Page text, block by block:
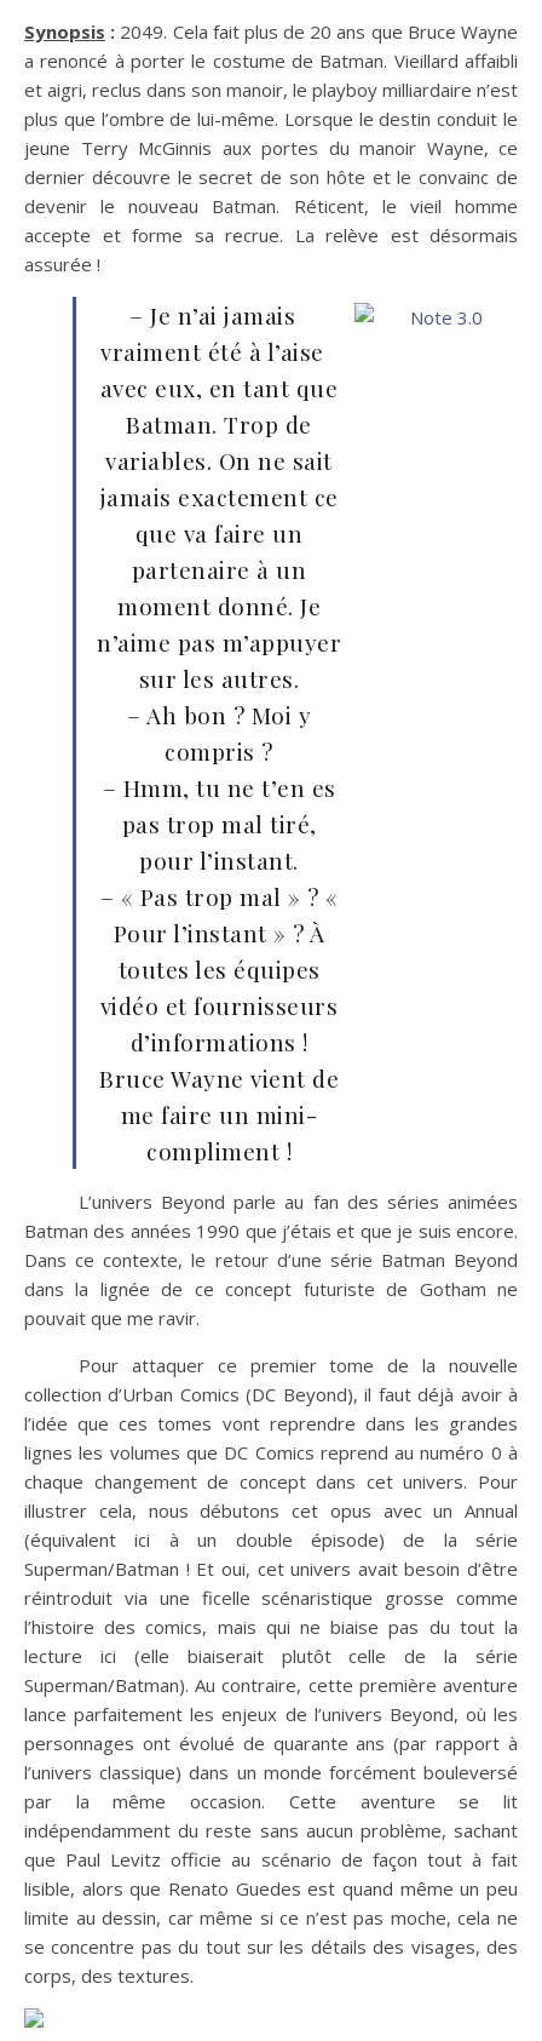
Synopsis : 2049. Cela fait plus de 20 ans que Bruce Wayne
a renoncé à porter le costume de Batman. Vieillard affaibli
et aigri, reclus dans son manoir, le playboy milliardaire n’est
plus que l’ombre de lui-même. Lorsque le destin conduit le
jeune Terry McGinnis aux portes du manoir Wayne, ce
dernier découvre le secret de son hôte et le convainc de
devenir le nouveau Batman. Réticent, le vieil homme
accepte et forme sa recrue. La relève est désormais
assurée !
– Je n’ai jamais
vraiment été à l’aise
avec eux, en tant que
Batman. Trop de
variables. On ne sait
jamais exactement ce
que va faire un
partenaire à un
moment donné. Je
n’aime pas m’appuyer
sur les autres.
– Ah bon ? Moi y
compris ?
– Hmm, tu ne t’en es
pas trop mal tiré,
pour l’instant.
– « Pas trop mal » ? «
Pour l’instant » ? À
toutes les équipes
vidéo et fournisseurs
d’informations !
Bruce Wayne vient de
me faire un mini-
compliment !
L’univers Beyond parle au fan des séries animées
Batman des années 1990 que j’étais et que je suis encore.
Dans ce contexte, le retour d’une série Batman Beyond
dans la lignée de ce concept futuriste de Gotham ne
pouvait que me ravir.
Pour attaquer ce premier tome de la nouvelle
collection d’Urban Comics (DC Beyond), il faut déjà avoir à
l’idée que ces tomes vont reprendre dans les grandes
lignes les volumes que DC Comics reprend au numéro 0 à
chaque changement de concept dans cet univers. Pour
illustrer cela, nous débutons cet opus avec un Annual
(équivalent ici à un double épisode) de la série
Superman/Batman ! Et oui, cet univers avait besoin d’être
réintroduit via une ficelle scénaristique grosse comme
l’histoire des comics, mais qui ne biaise pas du tout la
lecture ici (elle biaiserait plutôt celle de la série
Superman/Batman). Au contraire, cette première aventure
lance parfaitement les enjeux de l’univers Beyond, où les
personnages ont évolué de quarante ans (par rapport à
l’univers classique) dans un monde forcément bouleversé
par la même occasion. Cette aventure se lit
indépendamment du reste sans aucun problème, sachant
que Paul Levitz officie au scénario de façon tout à fait
lisible, alors que Renato Guedes est quand même un peu
limite au dessin, car même si ce n’est pas moche, cela ne
se concentre pas du tout sur les détails des visages, des
corps, des textures.